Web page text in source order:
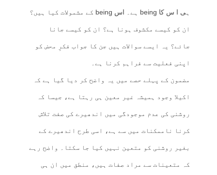
ہی ا س کا being ہے۔ اس being کے مشمولات کیا ہیں؟
ان کو کیسے مکشوف ہونا ہے؟ ان کو کیسے جانا
جائے؟ یہ ایسے سوالات ہیں جن کا جواب فکرِ محض کو
اپنی فعلیت سے فراہم کرنا ہے۔
مضمون کے پہلے حصے میں یہ واضح کر دیا گیا ہے کہ
اکیلا وجود ہمیشہ غیر معین ہی رہتا ہے، جیسا کہ
روشنی کی عدم موجودگی میں اندھیرے کی صفت تلاش
کرنا ناممکنات میں سے ہے، اسی طرح اندھیرے کے
بغیر روشنی کو متعین نہیں کیا جا سکتا۔ واضح رہے
کہ متعینات سے مراد صفات ہیں، منطق میں ان ہی